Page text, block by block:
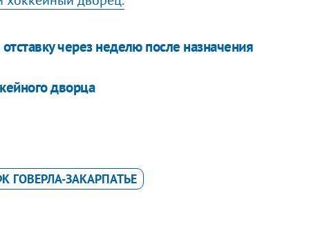
через неделю после назначения
дворца
ГОВЕРЛА-ЗАКАРПАТЬЕ